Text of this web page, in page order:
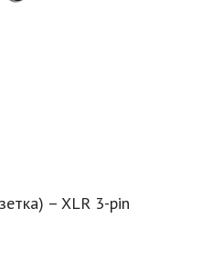
– XLR 3-pin